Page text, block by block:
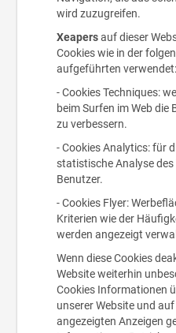
wird zuzugreifen.
Xeapersauf dieser
Cookies wie in der
aufgeführten verwendet:
- Cookies Techniques:
beim Surfen im Web
zu verbessern.
- Cookies Analytics: für
statistische Analyse
Benutzer.
- Cookies Flyer:
Kriterien wie der
werden angezeigt
Wenn diese Cookies
Website weiterhin
Cookies Informationen
unserer Website und
angezeigten Anzeigen